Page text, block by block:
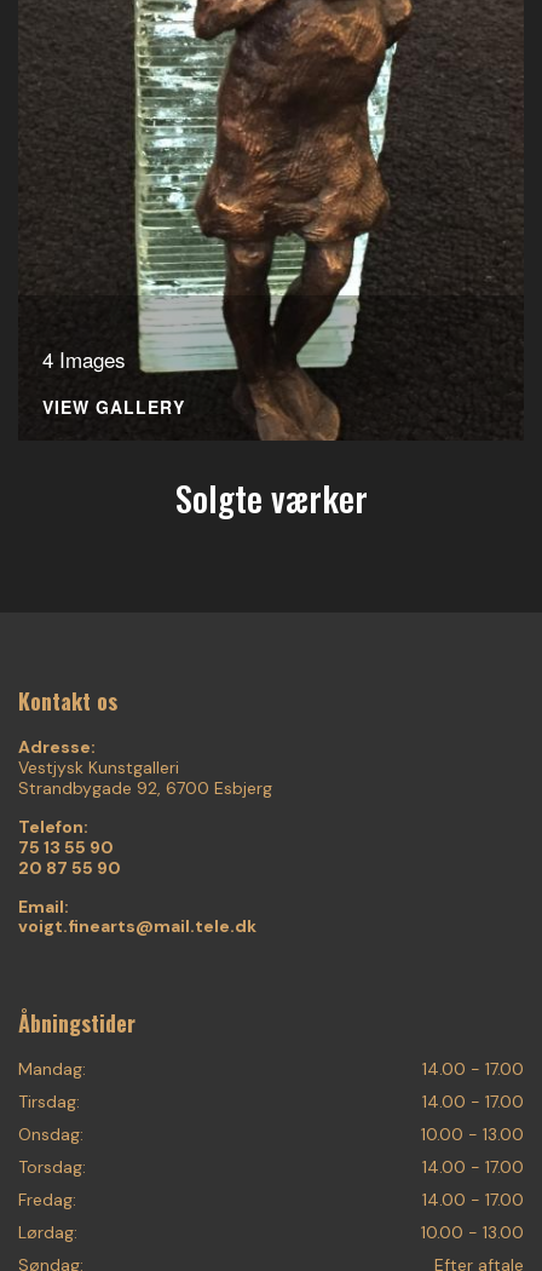
4 Images
VIEW GALLERY
Solgte værker
Kontakt os
Adresse:
Vestjysk Kunstgalleri
Strandbygade 92, 6700 Esbjerg
Telefon:
75 13 55 90
20 87 55 90
Email:
voigt.finearts@mail.tele.dk
Åbningstider
Mandag:
14.00 - 17.00
Tirsdag:
14.00 - 17.00
Onsdag:
10.00 - 13.00
Torsdag:
14.00 - 17.00
Fredag:
14.00 - 17.00
Lørdag:
10.00 - 13.00
Søndag:
Efter aftale